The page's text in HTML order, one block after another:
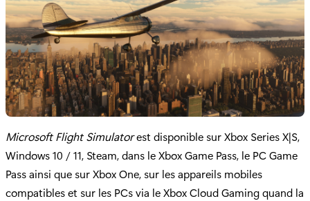
Microsoft Flight Simulatorest disponible sur Xbox Series X|S,
Windows 10 / 11, Steam, dans le Xbox Game Pass, le PC Game
Pass ainsi que sur Xbox One, sur les appareils mobiles
compatibles et sur les PCs via le Xbox Cloud Gaming quand la